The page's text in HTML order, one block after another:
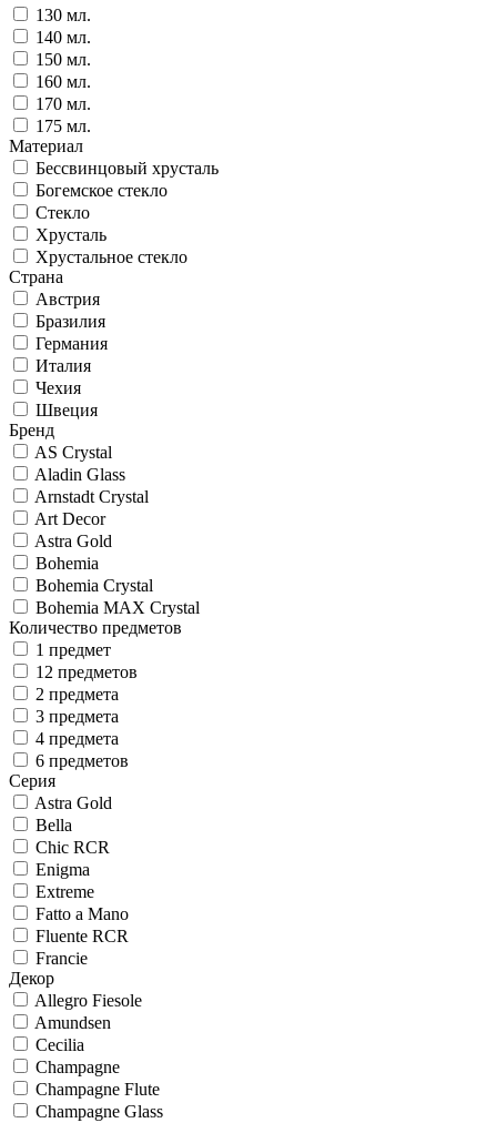
130 мл.
140 мл.
150 мл.
160 мл.
170 мл.
175 мл.
Материал
Бессвинцовый хрусталь
Богемское стекло
Стекло
Хрусталь
Хрустальное стекло
Страна
Австрия
Бразилия
Германия
Италия
Чехия
Швеция
Бренд
AS Crystal
Aladin Glass
Arnstadt Crystal
Art Decor
Astra Gold
Bohemia
Bohemia Crystal
Bohemia MAX Crystal
Количество предметов
1 предмет
12 предметов
2 предмета
3 предмета
4 предмета
6 предметов
Серия
Astra Gold
Bella
Chic RCR
Enigma
Extreme
Fatto a Mano
Fluente RCR
Francie
Декор
Allegro Fiesole
Amundsen
Cecilia
Champagne
Champagne Flute
Champagne Glass